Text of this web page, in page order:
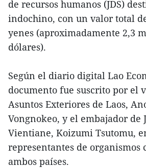
de recursos humanos (JDS)
indochino, con un valor total
yenes (aproximadamente 2,3
dólares).
Según el diario digital Lao
documento fue suscrito por el
Asuntos Exteriores de Laos,
Vongnokeo, y el embajador de
Vientiane, Koizumi Tsutomu,
representantes de organismos
ambos países.